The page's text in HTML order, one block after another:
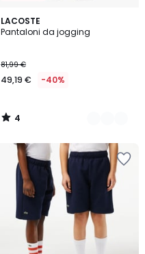
LACOSTE
Pantaloni da jogging
81,99 €
49,19 € -40%
4
/
2
Colori
4
/